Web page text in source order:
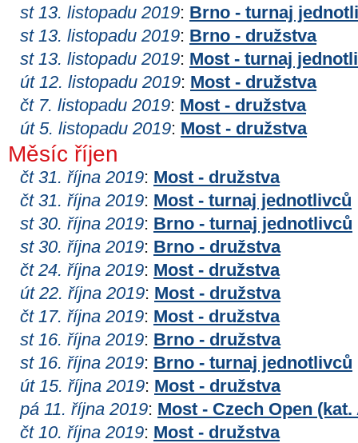
st 13. listopadu 2019: Brno - turnaj
st 13. listopadu 2019: Brno - družstva
st 13. listopadu 2019: Most - turnaj
út 12. listopadu 2019: Most - družstva
čt 7. listopadu 2019: Most - družstva
út 5. listopadu 2019: Most - družstva
Měsíc říjen
čt 31. října 2019: Most - družstva
čt 31. října 2019: Most - turnaj jednotlivců
st 30. října 2019: Brno - turnaj jednotlivců
st 30. října 2019: Brno - družstva
čt 24. října 2019: Most - družstva
út 22. října 2019: Most - družstva
čt 17. října 2019: Most - družstva
st 16. října 2019: Brno - družstva
st 16. října 2019: Brno - turnaj jednotlivců
út 15. října 2019: Most - družstva
pá 11. října 2019: Most - Czech Open (kat.
čt 10. října 2019: Most - družstva